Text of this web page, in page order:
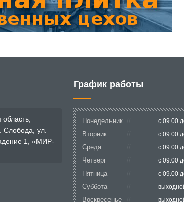
Слобода, ул.
1, «МИР-
График работы
Понедельник с 09.00
Вторник с 09.00
Среда с 09.00
Четверг с 09.00
Пятница с 09.00
Суббота
Воскресенье